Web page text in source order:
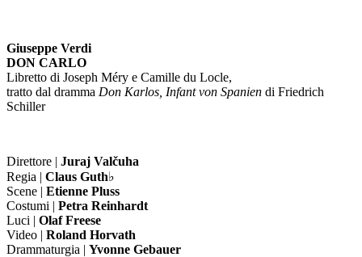
Giuseppe Verdi
DON CARLO
Libretto di Joseph Méry e Camille du Locle,
tratto dal dramma Don Karlos, Infant von Spanien di Friedrich
Schiller
Direttore | Juraj Valčuha
Regia | Claus Guth♭
Scene | Etienne Pluss
Costumi | Petra Reinhardt
Luci | Olaf Freese
Video | Roland Horvath
Drammaturgia | Yvonne Gebauer